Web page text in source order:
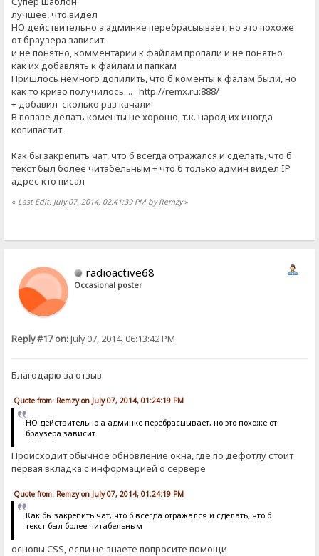
лучшее, что видел
НО действительно а админке перебрасыывает, но это похоже
от браузера зависит.
и не понятно, комментарии к файлам пропали и не понятно
как их добавлять к файлам и папкам
Пришлось немного допилить, что б коменты к фалам были, но
как то криво получилось.... _http://remx.ru:888/
+ добавил сколько раз качали.
В попапе делать коменты не хорошо, т.к. народ их иногда
копипастит.
Как бы закрепить чат, что б всегда отражался и сделать, что б
текст был более читабельным + что б только админ видел IP
адрес кто писал
« Last Edit: July 07, 2014, 02:41:39 PM by Remzy»
radioactive68
Occasional poster
Reply #17 on:July 07, 2014, 06:13:42 PM
Благодарю за отзыв
Quote from: Remzy on July 07, 2014, 01:24:19 PM
НО действительно а админке перебрасыывает, но это похоже от
браузера зависит.
Происходит обычное обновление окна, где по дефотлу стоит
первая вкладка с информацией о сервере
Quote from: Remzy on July 07, 2014, 01:24:19 PM
Как бы закрепить чат, что б всегда отражался и сделать, что б
текст был более читабельным
основы CSS, если не знаете попросите помощи